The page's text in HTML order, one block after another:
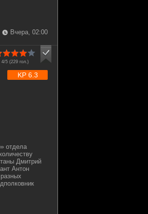
Вчера, 02:00
4/5 (229гол.)
KP 6.3
отдела
Дмитрий
Антон